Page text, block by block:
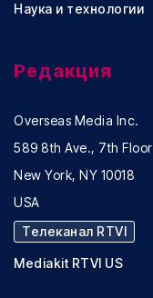
Наука и технологии
Редакция
Overseas Media Inc.
589 8th Ave., 7th Floor
New York, NY 10018
USA
Телеканал RTVI
Mediakit RTVI US